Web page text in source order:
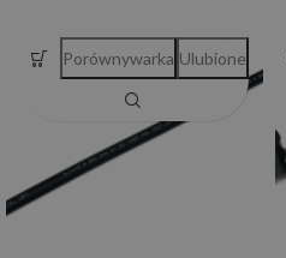
Porównywarka Ulubione